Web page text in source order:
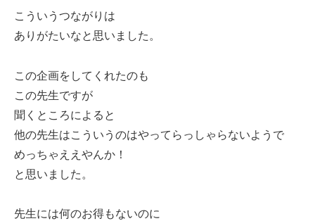
こういうつながりは
ありがたいなと思いました。
この企画をしてくれたのも
この先生ですが
聞くところによると
他の先生はこういうのはやってらっしゃらないようで
めっちゃええやんか！
と思いました。
先生には何のお得もないのに